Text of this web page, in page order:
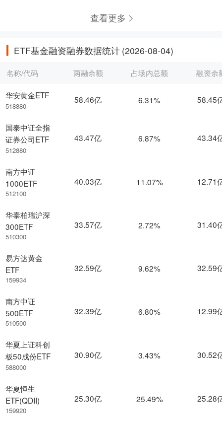
查看更多
ETF基金融资融券数据统计 (2026-08-04)
名称/代码
华安黄金ETF
518880
国泰中证全指
证券公司ETF
512880
南方中证
1000ETF
512100
华泰柏瑞沪深
300ETF
510300
易方达黄金
ETF
159934
南方中证
500ETF
510500
华夏上证科创
板50成份ETF
588000
华夏恒生
ETF(QDII)
159920
两融余额 占场内总额 融资余
58.46亿 6.31% 58.45
43.47亿 6.87% 43.34
40.03亿 11.07% 12.71
33.57亿 2.72% 31.40
32.59亿 9.62% 32.59
32.39亿 6.80% 12.99
30.90亿 3.43% 30.52
25.30亿 25.49% 25.28